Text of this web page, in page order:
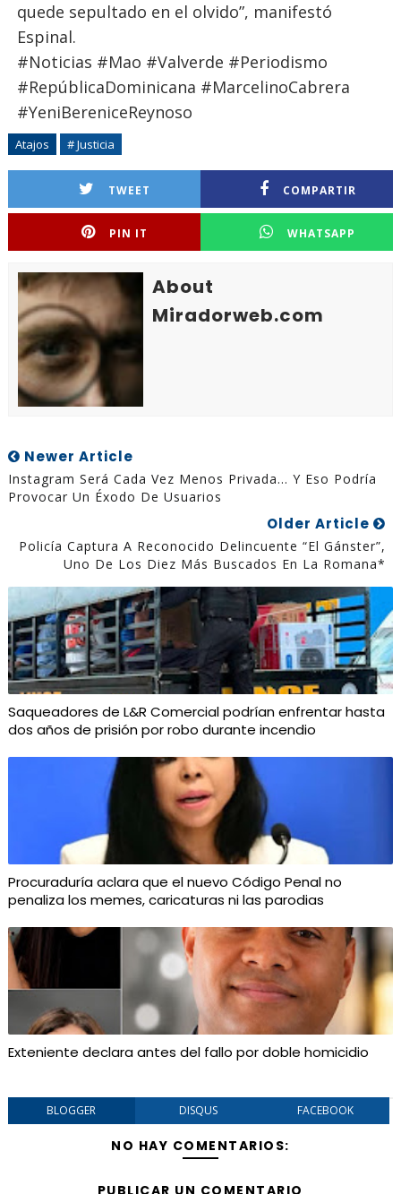
quede sepultado en el olvido”, manifestó
Espinal.
#Noticias #Mao #Valverde #Periodismo
#RepúblicaDominicana #MarcelinoCabrera
#YeniBereniceReynoso
Atajos # Justicia
TWEET COMPARTIR
PIN IT WHATSAPP
About
Miradorweb.com
Newer Article
Instagram Será Cada Vez Menos Privada… Y Eso Podría
Provocar Un Éxodo De Usuarios
Older Article
Policía Captura A Reconocido Delincuente “El Gánster”,
Uno De Los Diez Más Buscados En La Romana*
Saqueadores de L&R Comercial podrían enfrentar hasta
dos años de prisión por robo durante incendio
Procuraduría aclara que el nuevo Código Penal no
penaliza los memes, caricaturas ni las parodias
Exteniente declara antes del fallo por doble homicidio
BLOGGER DISQUS FACEBOOK
NO HAY COMENTARIOS:
PUBLICAR UN COMENTARIO